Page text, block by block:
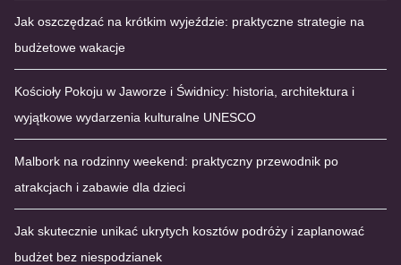
Jak oszczędzać na krótkim wyjeździe: praktyczne strategie na
budżetowe wakacje
Kościoły Pokoju w Jaworze i Świdnicy: historia, architektura i
wyjątkowe wydarzenia kulturalne UNESCO
Malbork na rodzinny weekend: praktyczny przewodnik po
atrakcjach i zabawie dla dzieci
Jak skutecznie unikać ukrytych kosztów podróży i zaplanować
budżet bez niespodzianek